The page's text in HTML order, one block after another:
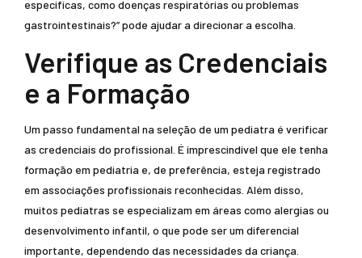
específicas, como doenças respiratórias ou problemas
gastrointestinais?” pode ajudar a direcionar a escolha.
Verifique as Credenciais
e a Formação
Um passo fundamental na seleção de um pediatra é verificar
as credenciais do profissional. É imprescindível que ele tenha
formação em pediatria e, de preferência, esteja registrado
em associações profissionais reconhecidas. Além disso,
muitos pediatras se especializam em áreas como alergias ou
desenvolvimento infantil, o que pode ser um diferencial
importante, dependendo das necessidades da criança.